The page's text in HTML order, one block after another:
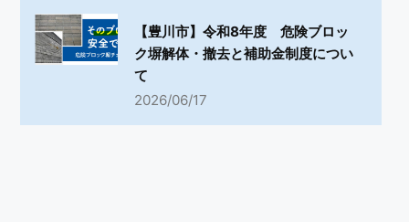
【豊川市】令和8年度 危険ブロッ
ク塀解体・撤去と補助金制度につい
て
2026/06/17